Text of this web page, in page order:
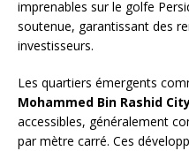
imprenables sur le golfe
soutenue, garantissant des
investisseurs.
Les quartiers émergents
Mohammed Bin Rashid
accessibles, généralement
par mètre carré. Ces